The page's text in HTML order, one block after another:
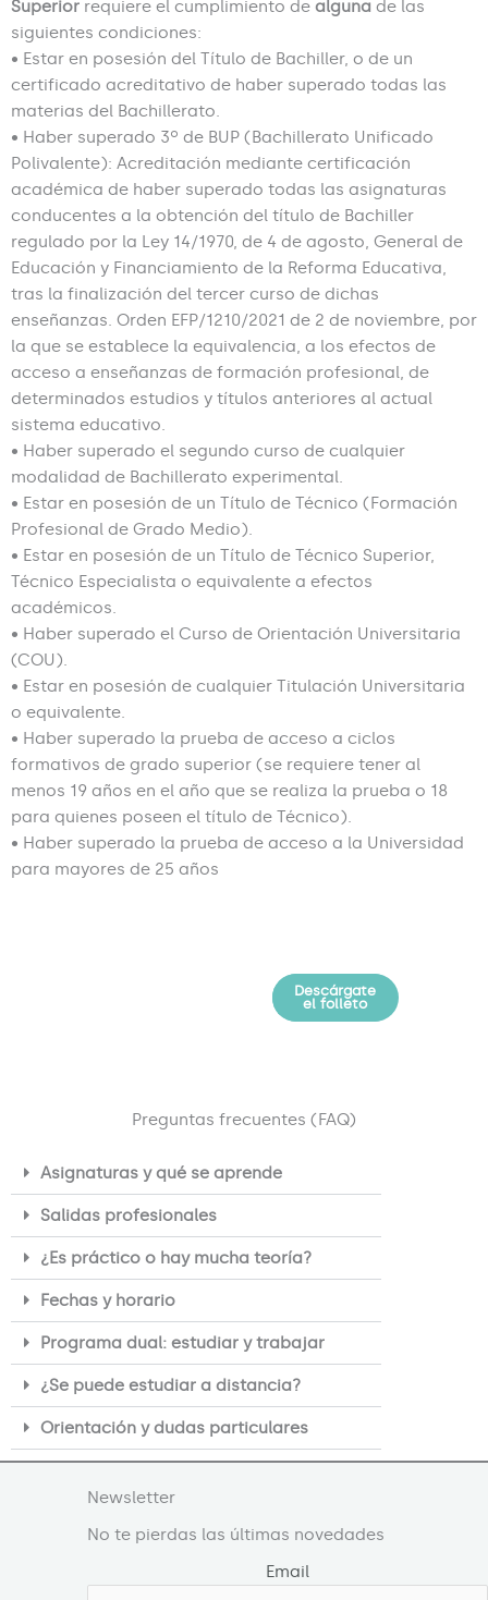
Superior requiere el cumplimiento de alguna de las
siguientes condiciones:
• Estar en posesión del Título de Bachiller, o de un
certificado acreditativo de haber superado todas las
materias del Bachillerato.
• Haber superado 3º de BUP (Bachillerato Unificado
Polivalente): Acreditación mediante certificación
académica de haber superado todas las asignaturas
conducentes a la obtención del título de Bachiller
regulado por la Ley 14/1970, de 4 de agosto, General de
Educación y Financiamiento de la Reforma Educativa,
tras la finalización del tercer curso de dichas
enseñanzas. Orden EFP/1210/2021 de 2 de noviembre, por
la que se establece la equivalencia, a los efectos de
acceso a enseñanzas de formación profesional, de
determinados estudios y títulos anteriores al actual
sistema educativo.
• Haber superado el segundo curso de cualquier
modalidad de Bachillerato experimental.
• Estar en posesión de un Título de Técnico (Formación
Profesional de Grado Medio).
• Estar en posesión de un Título de Técnico Superior,
Técnico Especialista o equivalente a efectos
académicos.
• Haber superado el Curso de Orientación Universitaria
(COU).
• Estar en posesión de cualquier Titulación Universitaria
o equivalente.
• Haber superado la prueba de acceso a ciclos
formativos de grado superior (se requiere tener al
menos 19 años en el año que se realiza la prueba o 18
para quienes poseen el título de Técnico).
• Haber superado la prueba de acceso a la Universidad
para mayores de 25 años
Solicita
información
Descárgate
el folleto
Preguntas frecuentes (FAQ)
Asignaturas y qué se aprende
Salidas profesionales
¿Es práctico o hay mucha teoría?
Fechas y horario
Programa dual: estudiar y trabajar
¿Se puede estudiar a distancia?
Orientación y dudas particulares
Newsletter
No te pierdas las últimas novedades
Email